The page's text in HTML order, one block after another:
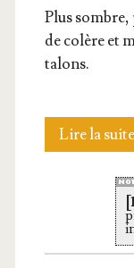
Plus
de colère et
talons.
Lire la suite